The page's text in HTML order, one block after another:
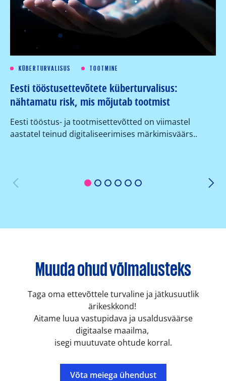
1 2 3 4 5 6
KÜBERTURVALISUS TOOTMINE
Eesti tööstusettevõtete küberturvalisus:
nähtamatu risk, mis mõjutab tootmist
Eesti tööstus- ja tootmisettevõtted on viimastel
aastatel teinud digitaliseerimises märkimisväärs..
Muuda ohud võimalusteks
Taga oma ettevõttele turvaline ja jätkusuutlik
ärikeskkond!
Aitame luua vastupidava ja usaldusväärse
digitaalse maailma,
isegi muutuvate ohtude korral.
Võta meiega ühendust